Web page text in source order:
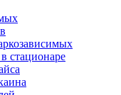
стационаре